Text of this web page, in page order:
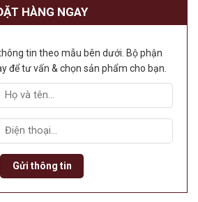
HÀNG NGAY
tin theo mẫu bên dưới. Bộ phận
để tư vấn & chọn sản phẩm cho bạn.